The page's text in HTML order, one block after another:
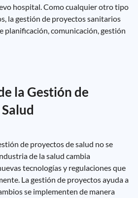
hospital. Como cualquier otro tipo
la gestión de proyectos sanitarios
planificación, comunicación, gestión
la Gestión de
de proyectos de salud no se
de la salud cambia
tecnologías y regulaciones que
La gestión de proyectos ayuda a
se implementen de manera